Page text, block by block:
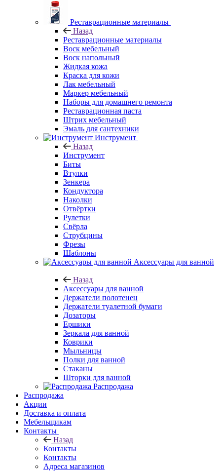
Реставрационные материалы
Назад
Реставрационные материалы
Воск мебельный
Воск напольный
Жидкая кожа
Краска для кожи
Лак мебельный
Маркер мебельный
Наборы для домашнего ремонта
Реставрационная паста
Штрих мебельный
Эмаль для сантехники
Инструмент
Назад
Инструмент
Биты
Втулки
Зенкера
Кондуктора
Наколки
Отвёртки
Рулетки
Свёрла
Струбцины
Фрезы
Шаблоны
Аксессуары для ванной
Назад
Аксессуары для ванной
Держатели полотенец
Держатели туалетной бумаги
Дозаторы
Ершики
Зеркала для ванной
Коврики
Мыльницы
Полки для ванной
Стаканы
Шторки для ванной
Распродажа
Распродажа
Акции
Доставка и оплата
Мебельщикам
Контакты
Назад
Контакты
Контакты
Адреса магазинов